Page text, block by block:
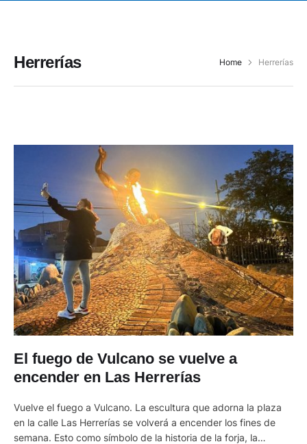
Herrerías Home Herrerías
El fuego de Vulcano se vuelve a
encender en Las Herrerías
Vuelve el fuego a Vulcano. La escultura que adorna la plaza
en la calle Las Herrerías se volverá a encender los fines de
semana. Esto como símbolo de la historia de la forja, la